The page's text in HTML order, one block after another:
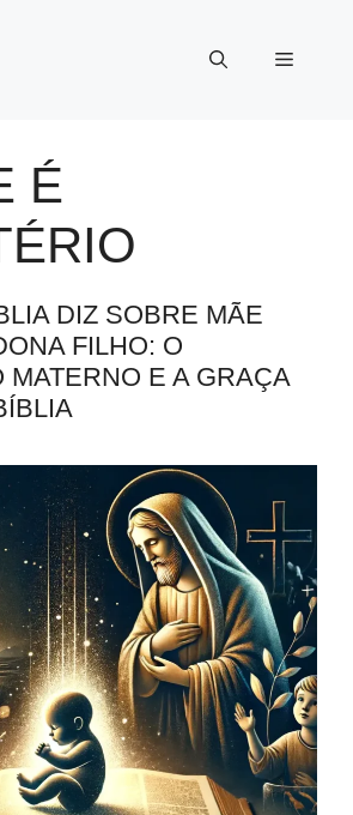
Menu
É
DIZ SOBRE MÃE
FILHO: O
MATERNO E A GRAÇA